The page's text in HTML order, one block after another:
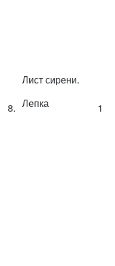
8.
Лист сирени.
Лепка
1